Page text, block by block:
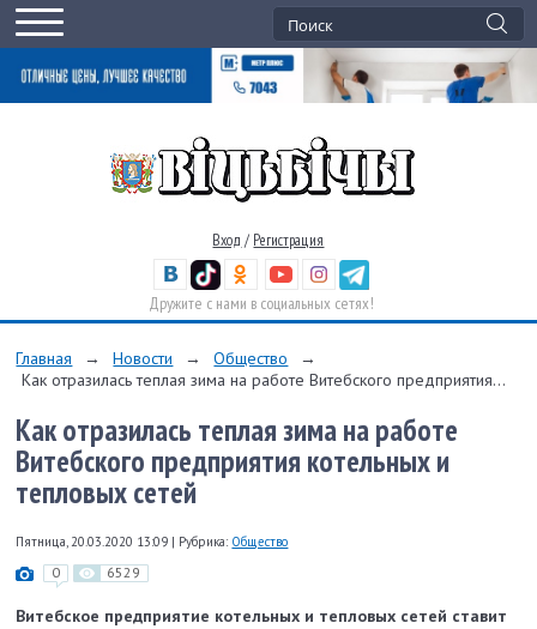
Вход / Регистрация
Дружите с нами в социальных сетях!
Главная → Новости → Общество
→
Как отразилась теплая зима на работе Витебского предприятия...
Как отразилась теплая зима на работе
Витебского предприятия котельных и
тепловых сетей
Пятница, 20.03.2020 13:09 | Рубрика: Общество
0 6529
Витебское предприятие котельных и тепловых сетей ставит